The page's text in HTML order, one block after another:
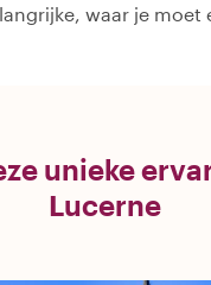
waar je moet
unieke
Lucerne